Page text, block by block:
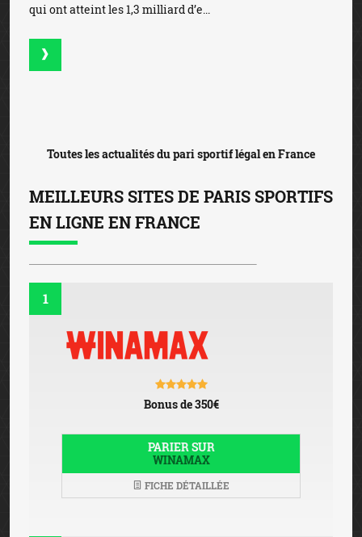
qui ont atteint les 1,3 milliard d’e...
Toutes les actualités du pari sportif légal en France
MEILLEURS SITES DE PARIS SPORTIFS
EN LIGNE EN FRANCE
1
Bonus de 350€
PARIER SUR
WINAMAX
FICHE DÉTAILLÉE